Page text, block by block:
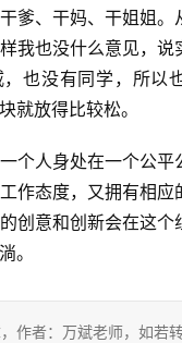
爹、干妈、干姐姐
我也没什么意见，说
也没有同学，所以
就放得比较松。
个人身处在一个公平
作态度，又拥有相应
创意和创新会在这个
。
作者：万斌老师，如若